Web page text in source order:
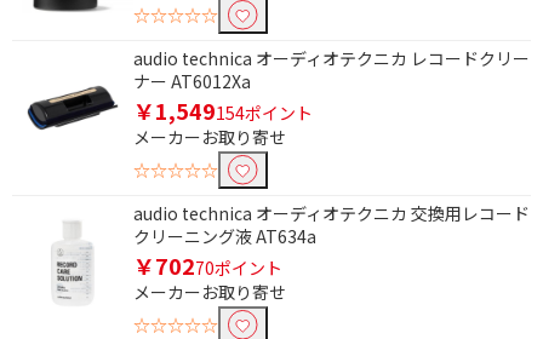
☆☆☆☆☆
audio technica オーディオテクニカ レコードクリー
ナー AT6012Xa
￥1,549154ポイント
メーカーお取り寄せ
☆☆☆☆☆
audio technica オーディオテクニカ 交換用レコード
クリーニング液 AT634a
￥70270ポイント
メーカーお取り寄せ
☆☆☆☆☆
受信バンドで絞り込む
ラジオ非対応
ハイレゾで絞り込む
ハイレゾ非対応
Bluetoothで絞り込む
Bluetooth対応